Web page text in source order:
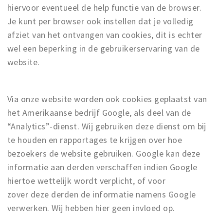
hiervoor eventueel de help functie van de browser.
Je kunt per browser ook instellen dat je volledig
afziet van het ontvangen van cookies, dit is echter
wel een beperking in de gebruikerservaring van de
website.
Via onze website worden ook cookies geplaatst van
het Amerikaanse bedrijf Google, als deel van de
“Analytics”-dienst. Wij gebruiken deze dienst om bij
te houden en rapportages te krijgen over hoe
bezoekers de website gebruiken. Google kan deze
informatie aan derden verschaffen indien Google
hiertoe wettelijk wordt verplicht, of voor
zover deze derden de informatie namens Google
verwerken. Wij hebben hier geen invloed op.